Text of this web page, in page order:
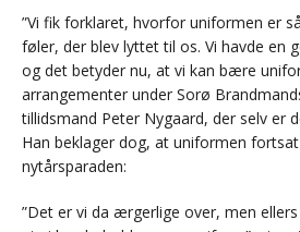
”Vi fik forklaret, hvorfor uniformen er
føler, der blev lyttet til os. Vi havde en
og det betyder nu, at vi kan bære
arrangementer under Sorø
tillidsmand Peter Nygaard, der selv er
Han beklager dog, at uniformen
nytårsparaden:
”Det er vi da ærgerlige over, men